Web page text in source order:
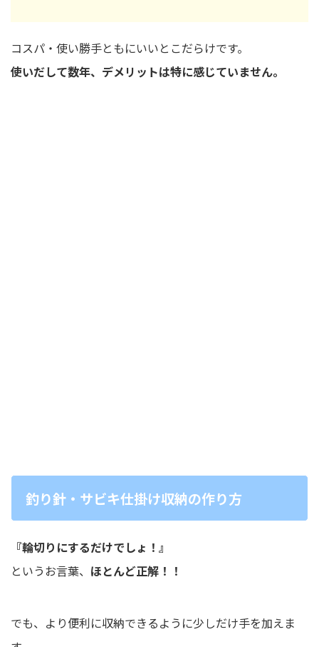
コスパ・使い勝手ともにいいとこだらけです。
使いだして数年、デメリットは特に感じていません。
釣り針・サビキ仕掛け収納の作り方
『輪切りにするだけでしょ！』
というお言葉、 ほとんど正解！！
でも、より便利に収納できるように少しだけ手を加えま